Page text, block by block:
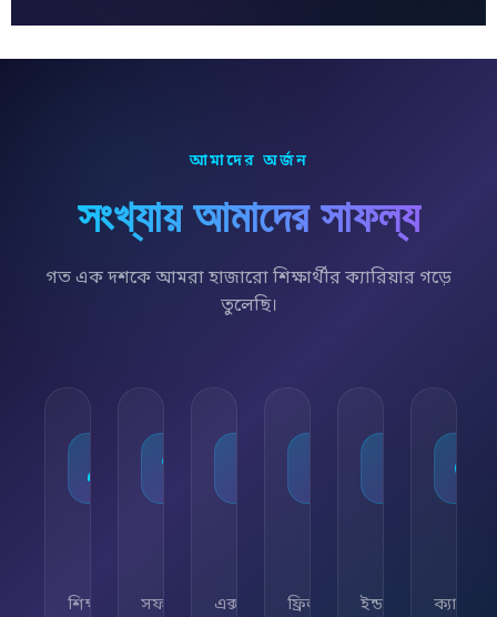
আমাদের অর্জন
সংখ্যায় আমাদের সাফল্য
গত এক দশকে আমরা হাজারো শিক্ষার্থীর ক্যারিয়ার গড়ে
তুলেছি।
শিক্ষার্থী
সফলতার
এক্সপার্ট
ফ্রিল্যান্সিং
ইন্ডাস্ট্রি
ক্যারিয়ার